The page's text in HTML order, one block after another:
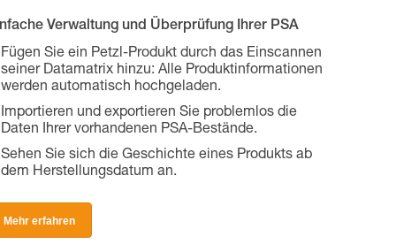
Verwaltung und Überprüfung Ihrer PSA
Fügen Sie ein Petzl-Produkt durch das Einscannen
seiner Datamatrix hinzu: Alle Produktinformationen
werden automatisch hochgeladen.
Importieren und exportieren Sie problemlos die
Daten Ihrer vorhandenen PSA-Bestände.
Sehen Sie sich die Geschichte eines Produkts ab
dem Herstellungsdatum an.
Mehr erfahren